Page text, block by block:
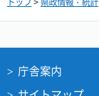
庁舎案内